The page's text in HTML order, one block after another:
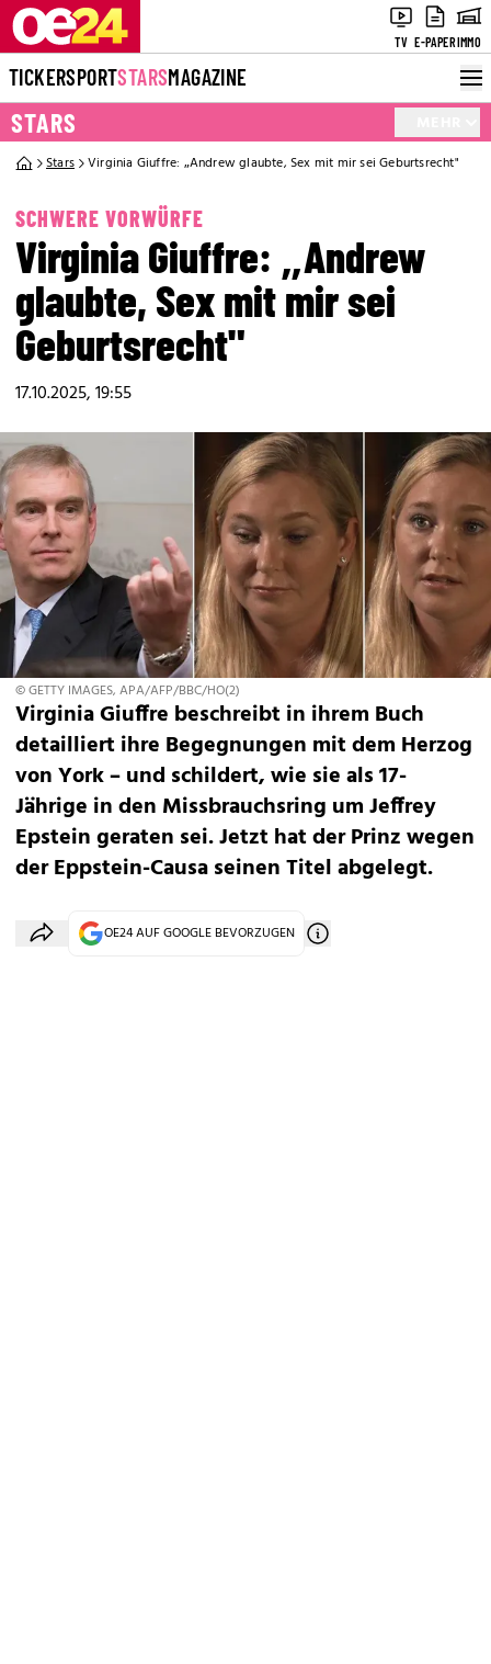
TV E-PAPERIMMO
TICKERSPORTSTARSMAGAZINE
STARS
Stars Virginia Giuffre: „Andrew glaubte, Sex mit mir sei Geburtsrecht"
SCHWERE VORWÜRFE
Virginia Giuffre: „Andrew
glaubte, Sex mit mir sei
Geburtsrecht"
17.10.2025, 19:55
© GETTY IMAGES, APA/AFP/BBC/HO(2)
Virginia Giuffre beschreibt in ihrem Buch
detailliert ihre Begegnungen mit dem Herzog
von York – und schildert, wie sie als 17-
Jährige in den Missbrauchsring um Jeffrey
Epstein geraten sei. Jetzt hat der Prinz wegen
der Eppstein-Causa seinen Titel abgelegt.
OE24 AUF GOOGLE BEVORZUGEN